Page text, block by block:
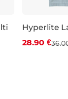
Zľava -20 %
Hyperlite
28.90 €